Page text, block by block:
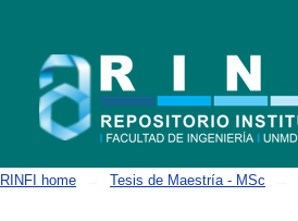
RINFI home Tesis de Maestría - MSc